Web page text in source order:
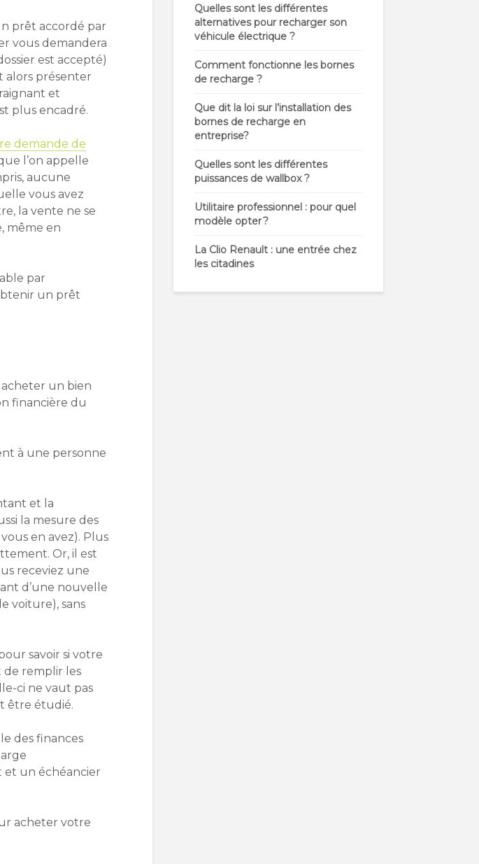
prêt accordé par
vous demandera
est accepté)
alors présenter
et
plus encadré.
demande de
l’on appelle
aucune
vous avez
la vente ne se
même en
par
un prêt
acheter un bien
financière du
à une personne
et la
la mesure des
en avez). Plus
Or, il est
receviez une
d’une nouvelle
voiture), sans
savoir si votre
de remplir les
ci ne vaut pas
être étudié.
des finances
et un échéancier
acheter votre
Quelles sont les différentes
alternatives pour recharger son
véhicule électrique ?
Comment fonctionne les bornes
de recharge ?
Que dit la loi sur l’installation des
bornes de recharge en
entreprise?
Quelles sont les différentes
puissances de wallbox ?
Utilitaire professionnel : pour quel
modèle opter ?
La Clio Renault : une entrée chez
les citadines